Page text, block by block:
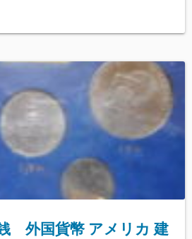
外国貨幣 アメリカ 建